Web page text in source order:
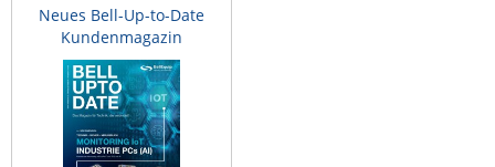
Neues Bell-Up-to-Date
Kundenmagazin